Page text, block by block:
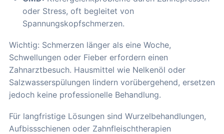
oder Stress, oft begleitet von
Spannungskopfschmerzen.
Wichtig: Schmerzen länger als eine Woche,
Schwellungen oder Fieber erfordern einen
Zahnarztbesuch. Hausmittel wie Nelkenöl oder
Salzwasserspülungen lindern vorübergehend, ersetzen
jedoch keine professionelle Behandlung.
Für langfristige Lösungen sind Wurzelbehandlungen,
Aufbissschienen oder Zahnfleischtherapien